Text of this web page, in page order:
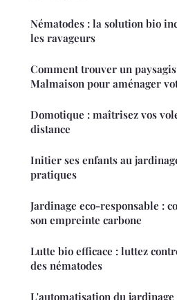
Nématodes : la solution bio
les ravageurs
Comment trouver un
Malmaison pour aménager
Domotique : maîtrisez vos
distance
Initier ses enfants au
pratiques
Jardinage eco-responsable :
son empreinte carbone
Lutte bio efficace : luttez
des nématodes
L'automatisation du jardinage